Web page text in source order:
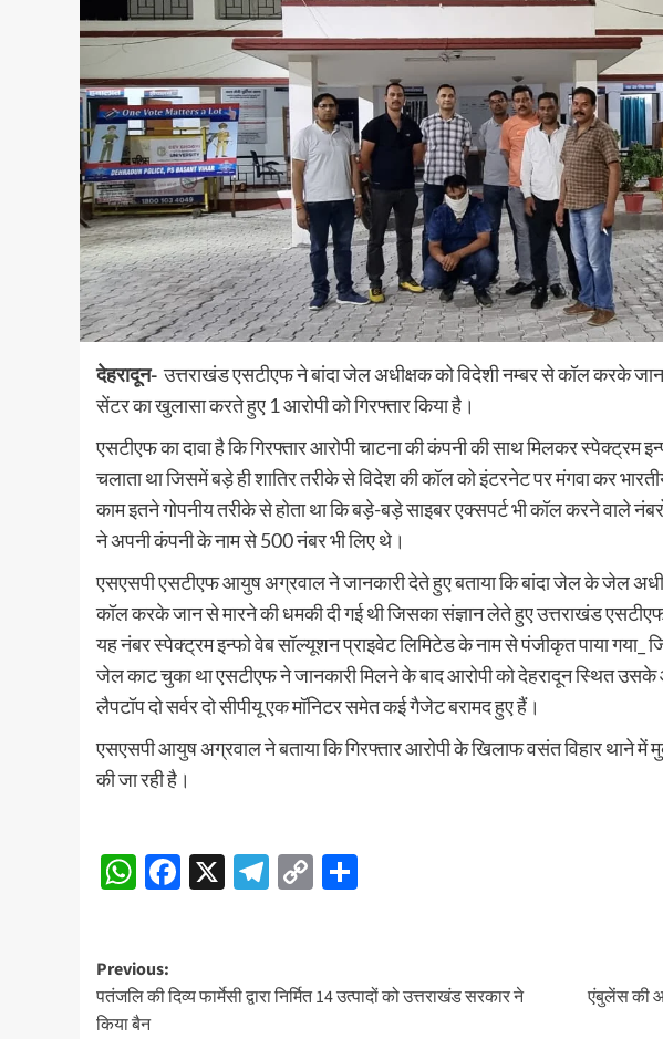
देहरादून- उत्तराखंड एसटीएफ ने बांदा जेल अधीक्षक को विदेशी नम्बर से कॉल करके
सेंटर का खुलासा करते हुए 1 आरोपी को गिरफ्तार किया है।
एसटीएफ का दावा है कि गिरफ्तार आरोपी चाटना की कंपनी की साथ मिलकर स्पेक्ट्रम
चलाता था जिसमें बड़े ही शातिर तरीके से विदेश की कॉल को इंटरनेट पर मंगवा कर
काम इतने गोपनीय तरीके से होता था कि बड़े-बड़े साइबर एक्सपर्ट भी कॉल करने वाले
ने अपनी कंपनी के नाम से 500 नंबर भी लिए थे।
एसएसपी एसटीएफ आयुष अग्रवाल ने जानकारी देते हुए बताया कि बांदा जेल के जेल
कॉल करके जान से मारने की धमकी दी गई थी जिसका संज्ञान लेते हुए उत्तराखंड
यह नंबर स्पेक्ट्रम इन्फो वेब सॉल्यूशन प्राइवेट लिमिटेड के नाम से पंजीकृत पाया गया_
जेल काट चुका था एसटीएफ ने जानकारी मिलने के बाद आरोपी को देहरादून स्थित
लैपटॉप दो सर्वर दो सीपीयू एक मॉनिटर समेत कई गैजेट बरामद हुए हैं।
एसएसपी आयुष अग्रवाल ने बताया कि गिरफ्तार आरोपी के खिलाफ वसंत विहार थाने में
की जा रही है।
WhatsApp
Facebook
X Telegram
Copy
Post
navigation
Previous:
पतंजलि की दिव्य फार्मेसी द्वारा निर्मित 14 उत्पादों को उत्तराखंड सरकार ने
किया बैन
एंबुलेंस की